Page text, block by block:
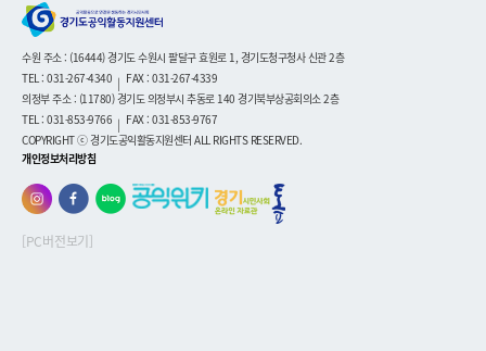
수원 주소 : (16444) 경기도 수원시 팔달구 효원로 1, 경기도청구청사 신관 2층
TEL : 031-267-4340 | FAX : 031-267-4339
의정부 주소 : (11780) 경기도 의정부시 추동로 140 경기북부상공회의소 2층
TEL : 031-853-9766 | FAX : 031-853-9767
COPYRIGHT ⓒ 경기도공익활동지원센터 ALL RIGHTS RESERVED.
개인정보처리방침
[PC버전보기]